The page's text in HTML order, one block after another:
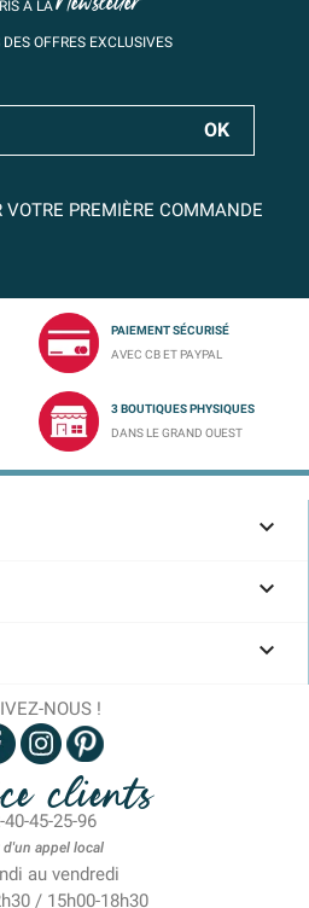
À LA
OFFRES EXCLUSIVES
VOTRE PREMIÈRE COMMANDE
PAIEMENT SÉCURISÉ
AVEC CB ET PAYPAL
3 BOUTIQUES PHYSIQUES
DANS LE GRAND OUEST



NOUS !
clients
40-45-25-96
d'un appel local
au vendredi
/ 15h00-18h30